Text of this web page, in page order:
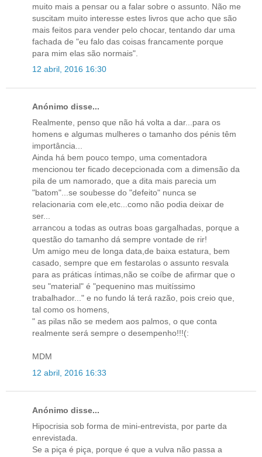
muito mais a pensar ou a falar sobre o assunto. Não me
suscitam muito interesse estes livros que acho que são
mais feitos para vender pelo chocar, tentando dar uma
fachada de "eu falo das coisas francamente porque
para mim elas são normais".
12 abril, 2016 16:30
Anónimo disse...
Realmente, penso que não há volta a dar...para os
homens e algumas mulheres o tamanho dos pénis têm
importância...
Ainda há bem pouco tempo, uma comentadora
mencionou ter ficado decepcionada com a dimensão da
pila de um namorado, que a dita mais parecia um
"batom"...se soubesse do "defeito" nunca se
relacionaria com ele,etc...como não podia deixar de
ser...
arrancou a todas as outras boas gargalhadas, porque a
questão do tamanho dá sempre vontade de rir!
Um amigo meu de longa data,de baixa estatura, bem
casado, sempre que em festarolas o assunto resvala
para as práticas íntimas,não se coíbe de afirmar que o
seu "material" é "pequenino mas muitíssimo
trabalhador..." e no fundo lá terá razão, pois creio que,
tal como os homens,
" as pilas não se medem aos palmos, o que conta
realmente será sempre o desempenho!!!(:
MDM
12 abril, 2016 16:33
Anónimo disse...
Hipocrisia sob forma de mini-entrevista, por parte da
enrevistada.
Se a piça é piça, porque é que a vulva não passa a